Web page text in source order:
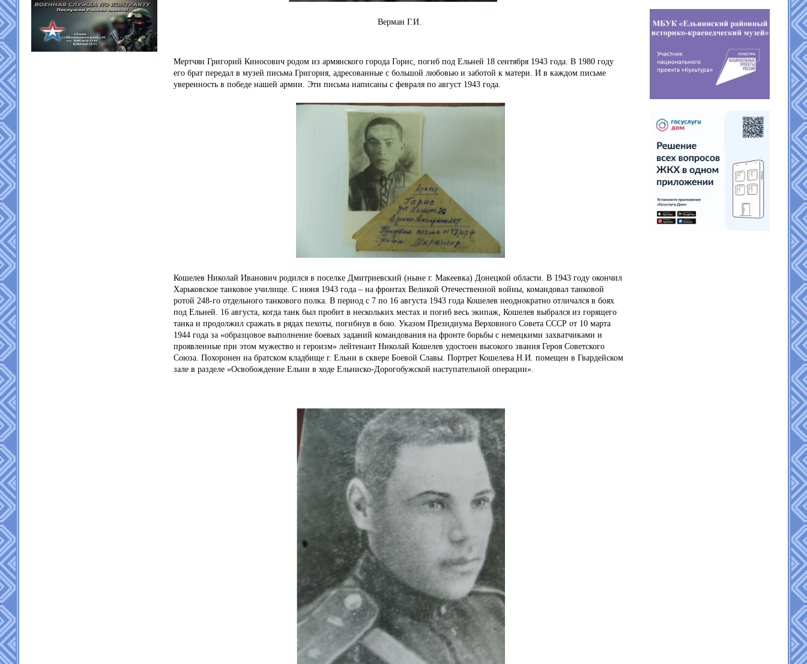
Верман Г.И.
Мертчян Григорий Киносович родом из армянского города Горис, погиб под Ельней 18 сентября 1943 года. В 1980 году
его брат передал в музей письма Григория, адресованные с большой любовью и заботой к матери. И в каждом письме
уверенность в победе нашей армии. Эти письма написаны с февраля по август 1943 года.
Кошелев Николай Иванович родился в поселке Дмитриевский (ныне г. Макеевка) Донецкой области. В 1943 году окончил
Харьковское танковое училище. С июня 1943 года – на фронтах Великой Отечественной войны, командовал танковой
ротой 248-го отдельного танкового полка. В период с 7 по 16 августа 1943 года Кошелев неоднократно отличался в боях
под Ельней. 16 августа, когда танк был пробит в нескольких местах и погиб весь экипаж, Кошелев выбрался из горящего
танка и продолжил сражать в рядах пехоты, погибнув в бою. Указом Президиума Верховного Совета СССР от 10 марта
1944 года за «образцовое выполнение боевых заданий командования на фронте борьбы с немецкими захватчиками и
проявленные при этом мужество и героизм» лейтенант Николай Кошелев удостоен высокого звания Героя Советского
Союза. Похоронен на братском кладбище г. Ельни в сквере Боевой Славы. Портрет Кошелева Н. И. помещен в Гвардейском
зале в разделе «Освобождение Ельни в ходе Ельниско-Дорогобужской наступательной операции».